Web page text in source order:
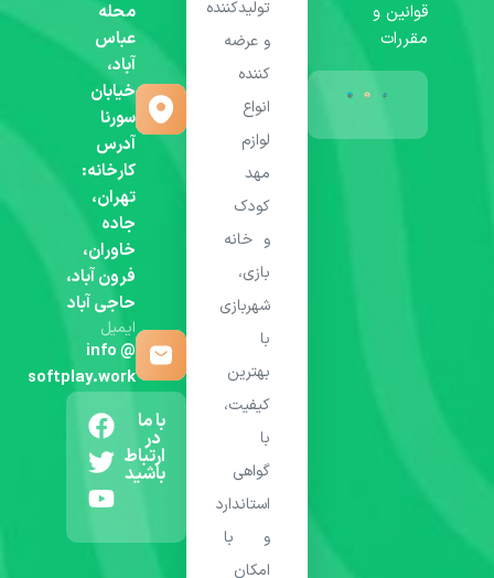
قوانین و
مقررات
تولیدکننده
و عرضه
کننده
انواع
لوازم
مهد
کودک
و خانه
بازی،
شهربازی
با
بهترین
کیفیت،
با
گواهی
استاندارد
و با
امکان
محله
عباس
آباد،
خیابان
سورنا
آدرس
کارخانه:
تهران،
جاده
خاوران،
فرون آباد،
حاجی آباد
ایمیل
info @
softplay.work
با ما
در
ارتباط
باشید